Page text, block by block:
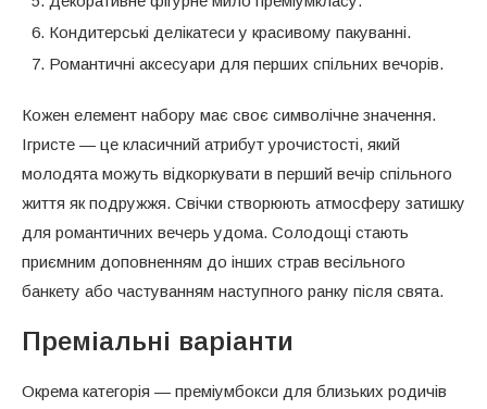
Кондитерські делікатеси у красивому пакуванні.
Романтичні аксесуари для перших спільних вечорів.
Кожен елемент набору має своє символічне значення.
Ігристе — це класичний атрибут урочистості, який
молодята можуть відкоркувати в перший вечір спільного
життя як подружжя. Свічки створюють атмосферу затишку
для романтичних вечерь удома. Солодощі стають
приємним доповненням до інших страв весільного
банкету або частуванням наступного ранку після свята.
Преміальні варіанти
Окрема категорія — преміумбокси для близьких родичів